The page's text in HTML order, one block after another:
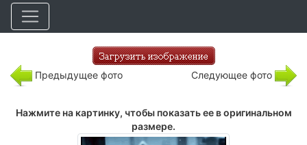
Предыдущее фото Следующее фото
Нажмите на картинку, чтобы показать ее в оригинальном
размере.